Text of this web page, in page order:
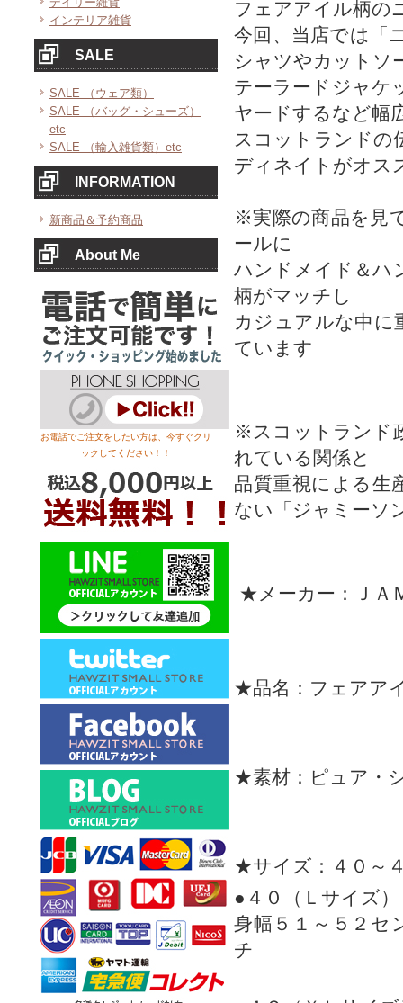
インテリア雑貨
SALE
SALE （ウェア類）
SALE （バッグ・シューズ）
etc
SALE （輸入雑貨類）etc
INFORMATION
新商品＆予約商品
About Me
お電話でご注文をしたい方は、今すぐクリ
ックしてください！！
フェアアイル柄の
今回、当店では「
シャツやカットソ
テーラードジャケ
ヤードするなど幅
スコットランドの
ディネイトがオス
※実際の商品を見
ールに
ハンドメイド＆ハ
柄がマッチし
カジュアルな中に
ています
※スコットランド
れている関係と
品質重視による生
ない「ジャミーソ
★メーカー：ＪＡ
★品名：フェアア
★素材：ピュア・
★サイズ：４０～
●４０（Ｌサイズ）
身幅５１～５２セ
チ